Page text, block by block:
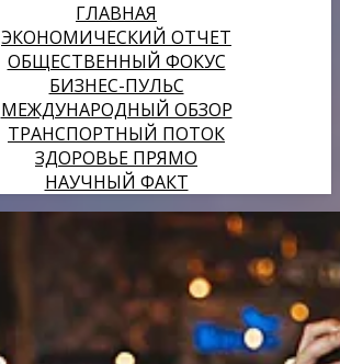
ГЛАВНАЯ
ЭКОНОМИЧЕСКИЙ ОТЧЕТ
ОБЩЕСТВЕННЫЙ ФОКУС
БИЗНЕС-ПУЛЬС
МЕЖДУНАРОДНЫЙ ОБЗОР
ТРАНСПОРТНЫЙ ПОТОК
ЗДОРОВЬЕ ПРЯМО
НАУЧНЫЙ ФАКТ